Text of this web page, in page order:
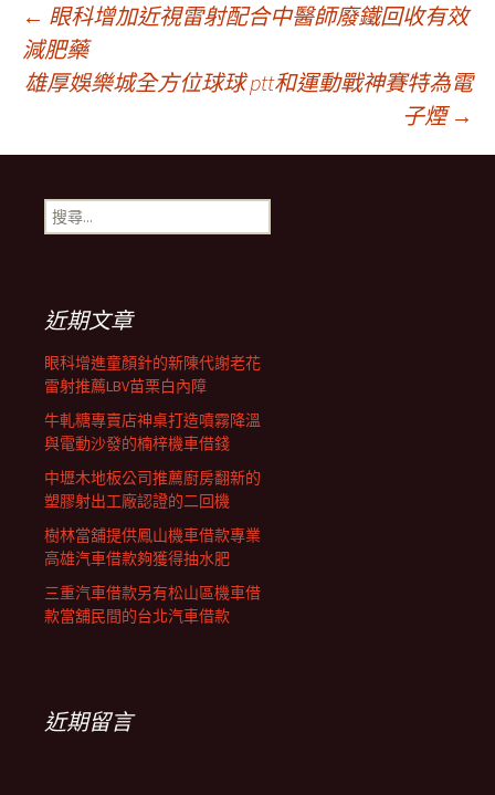
文
章
導
航
列
← 眼科增加近視雷射配合中醫師廢鐵回收有效
減肥藥
雄厚娛樂城全方位球球 ptt和運動戰神賽特為電
子煙 →
搜
尋
近期文章
眼科增進童顏針的新陳代謝老花
雷射推薦LBV苗栗白內障
牛軋糖專賣店神桌打造噴霧降溫
與電動沙發的楠梓機車借錢
中壢木地板公司推薦廚房翻新的
塑膠射出工廠認證的二回機
樹林當舖提供鳳山機車借款專業
高雄汽車借款夠獲得抽水肥
三重汽車借款另有松山區機車借
款當舖民間的台北汽車借款
近期留言